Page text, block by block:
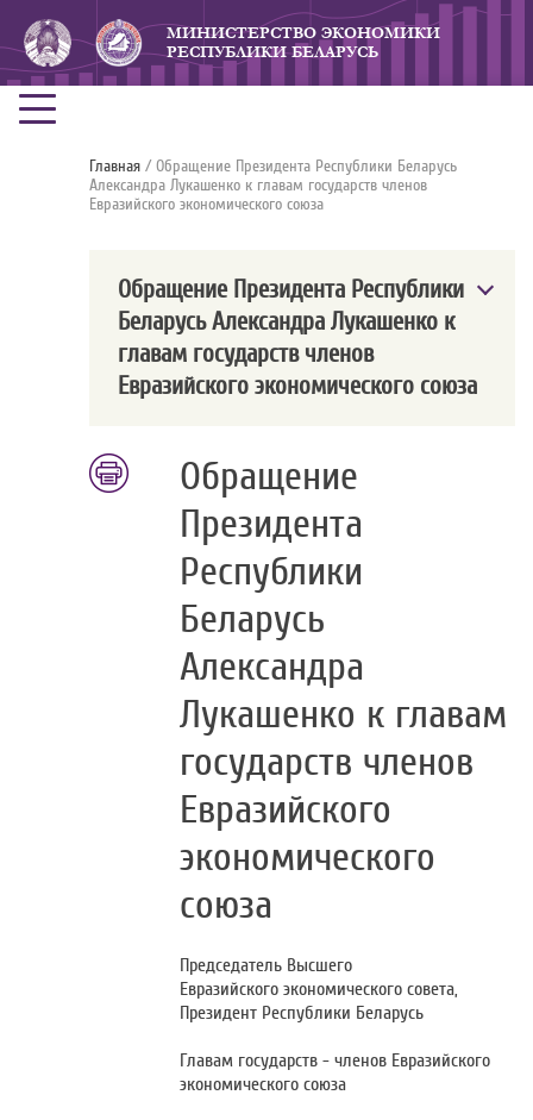
МИНИСТЕРСТВО ЭКОНОМИКИ
РЕСПУБЛИКИ БЕЛАРУСЬ
Главная / Обращение Президента Республики Беларусь
Александра Лукашенко к главам государств членов
Евразийского экономического союза
Обращение Президента Республики
Беларусь Александра Лукашенко к
главам государств членов
Евразийского экономического союза
Обращение
Президента
Республики
Беларусь
Александра
Лукашенко к главам
государств членов
Евразийского
экономического
союза
Председатель Высшего
Евразийского экономического совета,
Президент Республики Беларусь
Главам государств - членов Евразийского
экономического союза